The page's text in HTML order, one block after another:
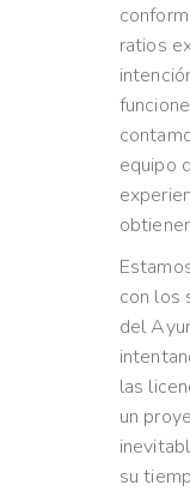
ratios
equipo
con los
del
las
un
su